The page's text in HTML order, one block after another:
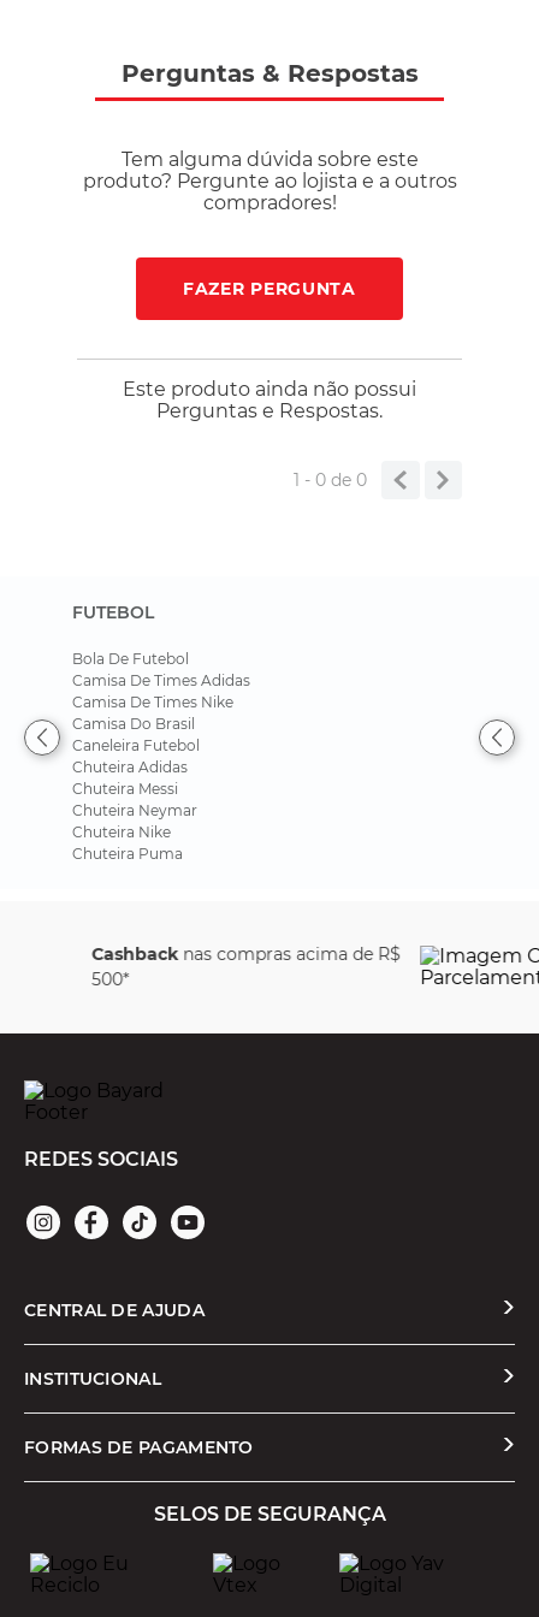
Perguntas & Respostas
Tem alguma dúvida sobre este
produto? Pergunte ao lojista e a outros
compradores!
FAZER PERGUNTA
Este produto ainda não possui
Perguntas e Respostas.
1 - 0de 0
FUTEBOL
Bola De Futebol
Camisa De Times Adidas
Camisa De Times Nike
Camisa Do Brasil
Caneleira Futebol
Chuteira Adidas
Chuteira Messi
Chuteira Neymar
Chuteira Nike
Chuteira Puma
Parcele em até6x sem
REDES SOCIAIS
CENTRAL DE AJUDA
Solicitar Troca ou Devolução
Formas de Pagamento
Cashback
INSTITUCIONAL
Quem Somos
Trabalhe Conosco
FORMAS DE PAGAMENTO
SELOS DE SEGURANÇA